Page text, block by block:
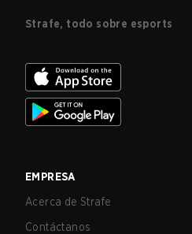
Strafe, todo sobre esports
EMPRESA
Acerca de Strafe
Contáctanos